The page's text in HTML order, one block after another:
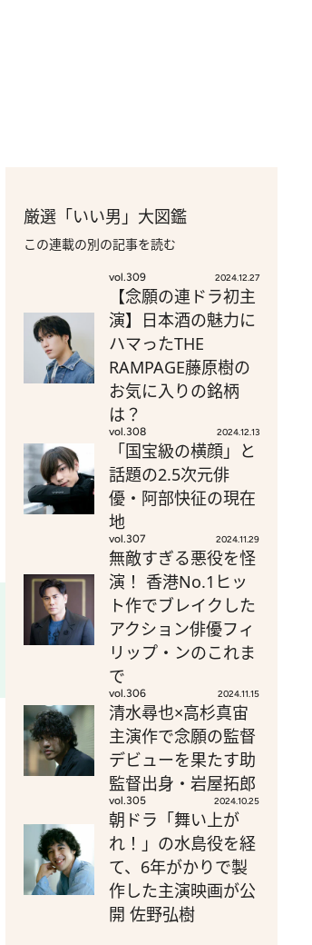
厳選「いい男」大図鑑
この連載の別の記事を読む
vol.309 2024.12.27
【念願の連ドラ初主
演】日本酒の魅力に
ハマったTHE
RAMPAGE藤原樹の
お気に入りの銘柄
は？
vol.308 2024.12.13
「国宝級の横顔」と
話題の2.5次元俳
優・阿部快征の現在
地
vol.307 2024.11.29
無敵すぎる悪役を怪
演！ 香港No.1ヒッ
ト作でブレイクした
アクション俳優フィ
リップ・ンのこれま
で
vol.306 2024.11.15
清水尋也×高杉真宙
主演作で念願の監督
デビューを果たす助
監督出身・岩屋拓郎
vol.305 2024.10.25
朝ドラ「舞い上が
れ！」の水島役を経
て、6年がかりで製
作した主演映画が公
開 佐野弘樹